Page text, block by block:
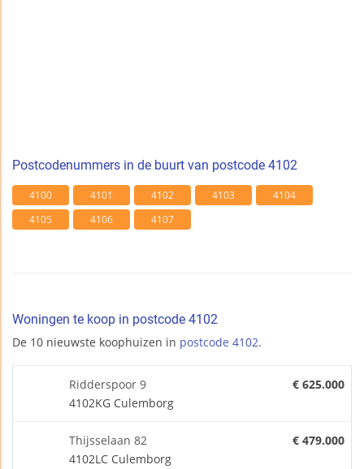
Postcodenummers in de buurt van postcode 4102
4100 4101 4102 4103
4104
4105
4106 4107
Woningen te koop in postcode 4102
De 10 nieuwste koophuizen in postcode 4102.
Ridderspoor 9
4102KG Culemborg
€ 625.000
Thijsselaan 82
4102LC Culemborg
€ 479.000